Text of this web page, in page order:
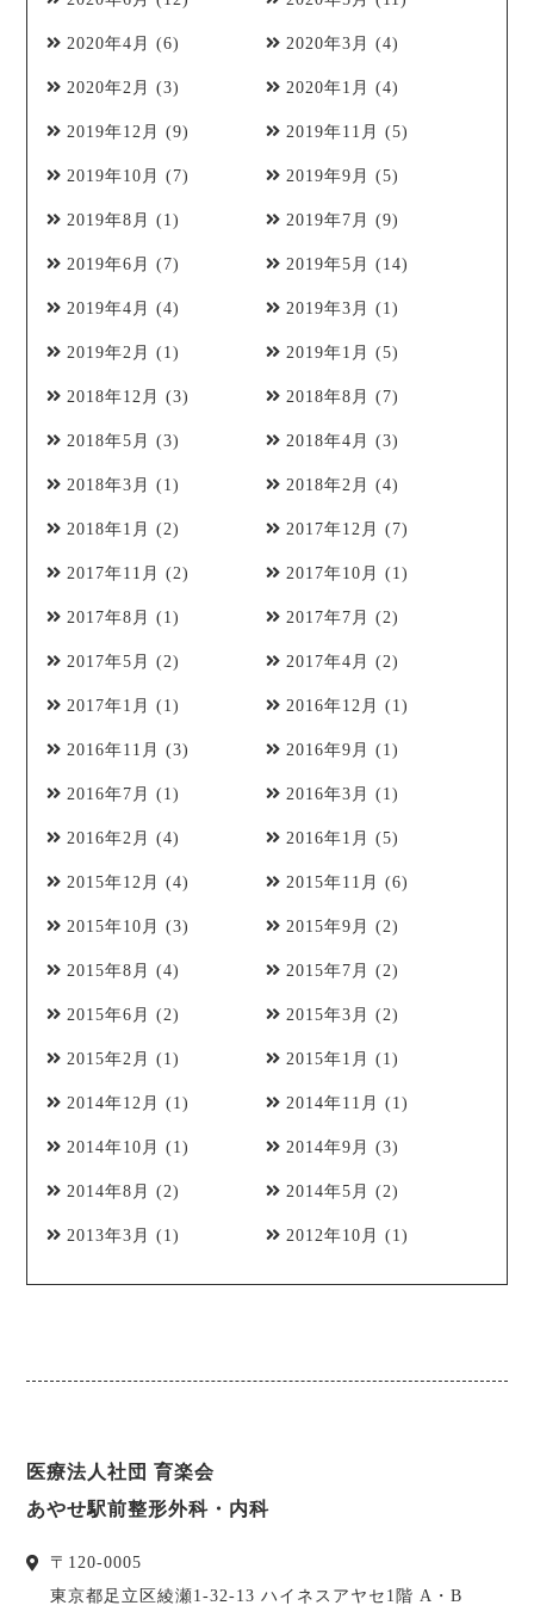
2020年4月 (6) 2020年3月 (4)
2020年2月 (3) 2020年1月 (4)
2019年12月 (9) 2019年11月 (5)
2019年10月 (7) 2019年9月 (5)
2019年8月 (1) 2019年7月 (9)
2019年6月 (7) 2019年5月 (14)
2019年4月 (4) 2019年3月 (1)
2019年2月 (1) 2019年1月 (5)
2018年12月 (3) 2018年8月 (7)
2018年5月 (3) 2018年4月 (3)
2018年3月 (1) 2018年2月 (4)
2018年1月 (2) 2017年12月 (7)
2017年11月 (2) 2017年10月 (1)
2017年8月 (1) 2017年7月 (2)
2017年5月 (2) 2017年4月 (2)
2017年1月 (1) 2016年12月 (1)
2016年11月 (3) 2016年9月 (1)
2016年7月 (1) 2016年3月 (1)
2016年2月 (4) 2016年1月 (5)
2015年12月 (4) 2015年11月 (6)
2015年10月 (3) 2015年9月 (2)
2015年8月 (4) 2015年7月 (2)
2015年6月 (2) 2015年3月 (2)
2015年2月 (1) 2015年1月 (1)
2014年12月 (1) 2014年11月 (1)
2014年10月 (1) 2014年9月 (3)
2014年8月 (2) 2014年5月 (2)
2013年3月 (1) 2012年10月 (1)
医療法人社団 育楽会
あやせ駅前整形外科・内科
〒 120-0005
東京都足立区綾瀬1-32-13 ハイネスアヤセ1階 A・B